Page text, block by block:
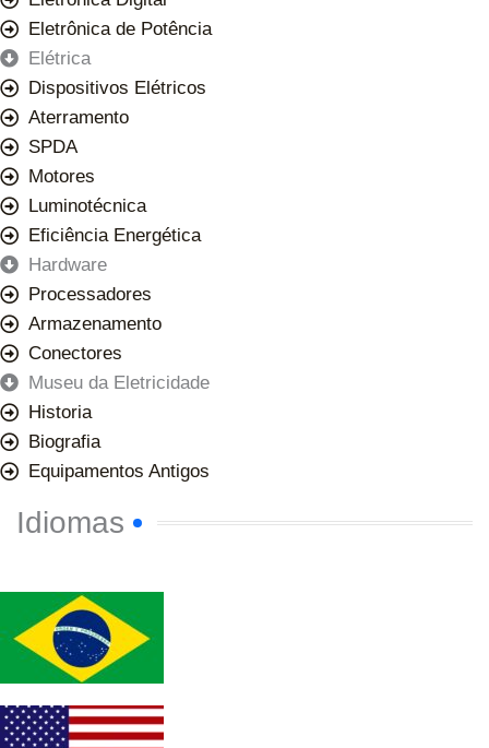
Eletrônica de Potência
Elétrica
Dispositivos Elétricos
Aterramento
SPDA
Motores
Luminotécnica
Eficiência Energética
Hardware
Processadores
Armazenamento
Conectores
Museu da Eletricidade
Historia
Biografia
Equipamentos Antigos
Idiomas